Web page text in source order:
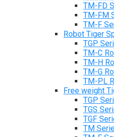
TM-FD
TM-FM
TM-F
Robot Tiger
TGP
TM-C
TM-H
TM-G
TM-PL
Free weight
TGP
TGS
TGF
TM